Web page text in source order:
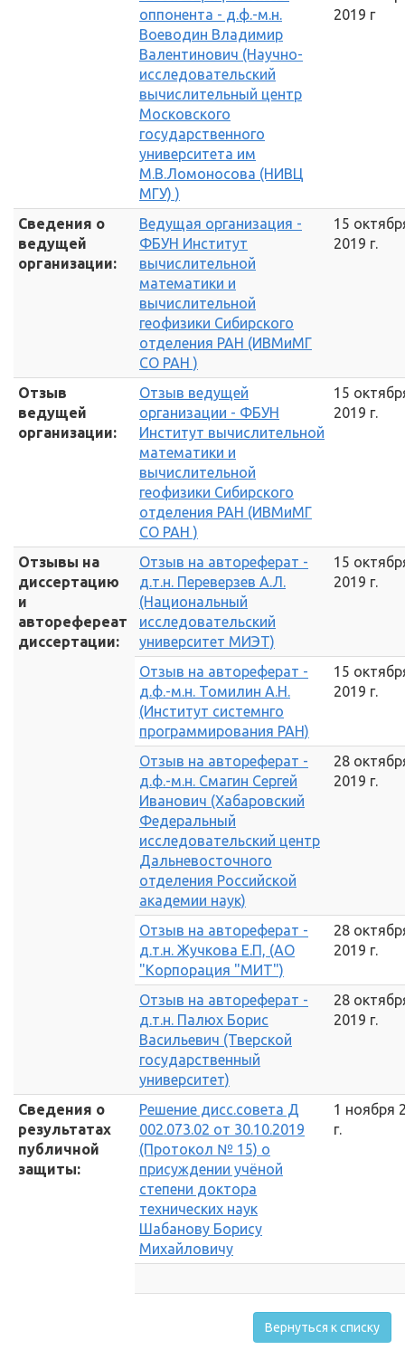
оппонента - д.ф.-м.н.
Воеводин Владимир
Валентинович (Научно-
исследовательский
вычислительный центр
Московского
государственного
университета им
М.В.Ломоносова (НИВЦ
МГУ) )
2019 г
Сведения о
ведущей
организации:
Ведущая организация -
ФБУН Институт
вычислительной
математики и
вычислительной
геофизики Сибирского
отделения РАН (ИВМиМГ
СО РАН )
15
2019 г.
Отзыв
ведущей
организации:
Отзыв ведущей
организации - ФБУН
Институт вычислительной
математики и
вычислительной
геофизики Сибирского
отделения РАН (ИВМиМГ
СО РАН )
15
2019 г.
Отзывы на
диссертацию
и
авторефереат
диссертации:
Отзыв на автореферат -
д.т.н. Переверзев А.Л.
(Национальный
исследовательский
университет МИЭТ)
15
2019 г.
Отзыв на автореферат -
д.ф.-м.н. Томилин А.Н.
(Институт системнго
программирования РАН)
15
2019 г.
Отзыв на автореферат -
д.ф.-м.н. Смагин Сергей
Иванович (Хабаровский
Федеральный
исследовательский центр
Дальневосточного
отделения Российской
академии наук)
28
2019 г.
Отзыв на автореферат -
д.т.н. Жучкова Е.П, (АО
"Корпорация "МИТ")
28
2019 г.
Отзыв на автореферат -
д.т.н. Палюх Борис
Васильевич (Тверской
государственный
университет)
28
2019 г.
Сведения о
результатах
публичной
защиты:
Решение дисс.совета Д
002.073.02 от 30.10.2019
(Протокол № 15) о
присуждении учёной
степени доктора
технических наук
Шабанову Борису
Михайловичу
1 ноября
г.
Вернуться к списку